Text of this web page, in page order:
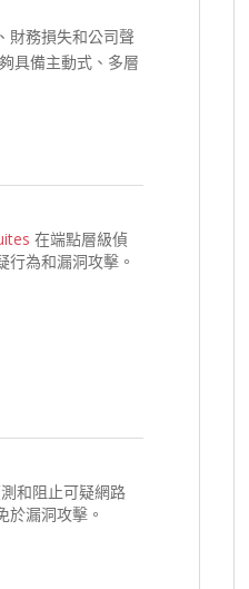
財務損失和公司聲
具備主動式、多層
在端點層級偵
行為和漏洞攻擊。
和阻止可疑網路
於漏洞攻擊。